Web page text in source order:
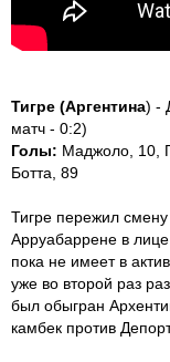
Тигре (Аргентина) -
матч - 0:2)
Голы: Маджоло, 10,
Ботта, 89
Тигре пережил
Арруабаррене в
пока не имеет в
уже во второй раз
был обыгран
камбек против